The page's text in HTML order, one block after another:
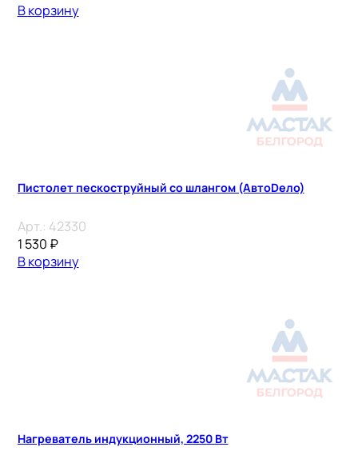
В корзину
Пистолет пескоструйный со шлангом (АвтоDело)
Арт.: 42330
1 530 ₽
В корзину
Нагреватель индукционный, 2250 Вт